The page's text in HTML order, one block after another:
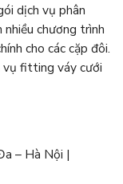
dịch vụ phân
chương trình
cho các cặp đôi.
vụ fitting váy cưới
– Hà Nội |